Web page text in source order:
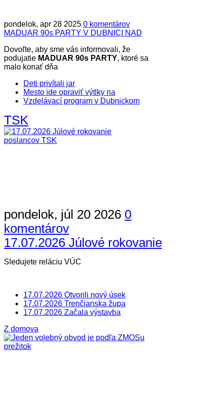
pondelok, apr 28 2025 0 komentárov
MADUAR 90s PARTY V DUBNICI NAD
Dovoľte, aby sme vás informovali, že
podujatie MADUAR 90s PARTY, ktoré sa
malo konať dňa
Deti privítali jar
Mesto ide opraviť výtlky na
Vzdelávací program v Dubnickom
TSK
pondelok, júl 20 2026 0
komentárov
17.07.2026 Júlové rokovanie
Sledujete reláciu VÚC
17.07.2026 Otvorili nový úsek
17.07.2026 Trenčianska župa
17.07.2026 Začala výstavba
Z domova